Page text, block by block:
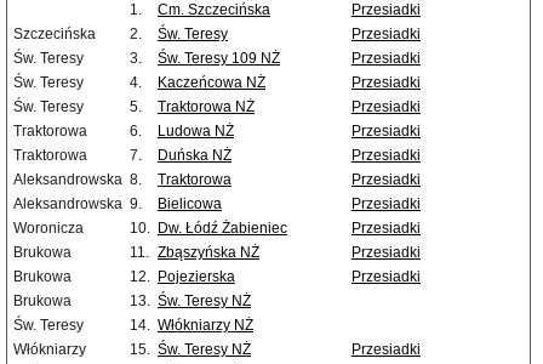
1.
Cm. Szczecińska
Przesiadki
Szczecińska
2. Św. Teresy
Przesiadki
Św. Teresy
3. Św. Teresy 109 NŻ
Przesiadki
Św. Teresy
4. Kaczeńcowa NŻ
Przesiadki
Św. Teresy
5. Traktorowa NŻ
Przesiadki
Traktorowa
6. Ludowa NŻ
Przesiadki
Traktorowa
7. Duńska NŻ
Przesiadki
Aleksandrowska 8. Traktorowa
Przesiadki
Aleksandrowska 9. Bielicowa
Przesiadki
Woronicza
10. Dw. Łódź Żabieniec
Przesiadki
Brukowa
11. Zbąszyńska NŻ
Przesiadki
Brukowa
12. Pojezierska
Przesiadki
Brukowa
13. Św. Teresy NŻ
Św. Teresy
14. Włókniarzy NŻ
Włókniarzy
15. Św. Teresy NŻ
Przesiadki